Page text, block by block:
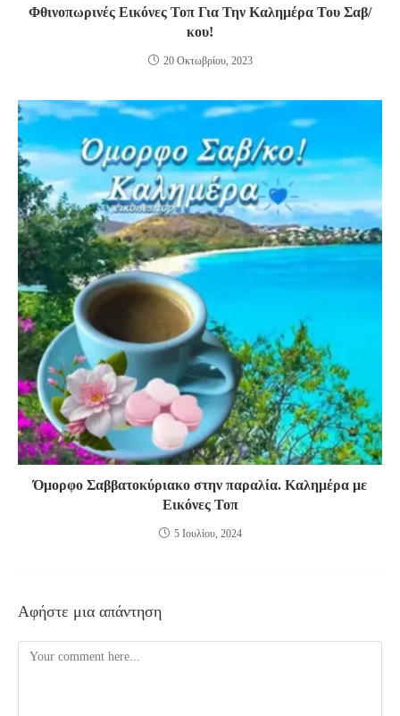
Φθινοπωρινές Εικόνες Τοπ Για Την Καλημέρα Του Σαβ/
κου!
20 Οκτωβρίου, 2023
Όμορφο Σαββατοκύριακο στην παραλία. Καλημέρα με
Εικόνες Τοπ
5 Ιουλίου, 2024
Αφήστε μια απάντηση
Comment